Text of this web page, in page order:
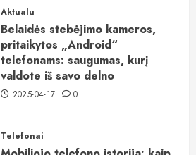
Aktualu
Belaidės stebėjimo kameros,
pritaikytos „Android“
telefonams: saugumas, kurį
valdote iš savo delno
2025-04-17 0
Telefonai